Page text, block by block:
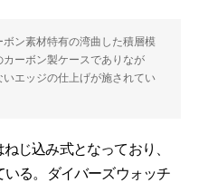
ン素材特有の湾曲した積層模
ーボン製ケースでありなが
エッジの仕上げが施されてい
じ込み式となっており、
いる。ダイバーズウォッチ